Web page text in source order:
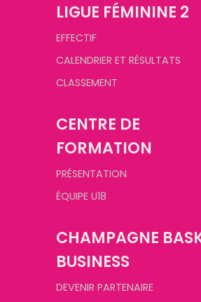
LIGUE FÉMININE 2
EFFECTIF
CALENDRIER ET RÉSULTATS
CLASSEMENT
CENTRE DE
FORMATION
PRÉSENTATION
ÉQUIPE U18
CHAMPAGNE
BUSINESS
DEVENIR PARTENAIRE